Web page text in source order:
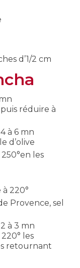
d’1/2 cm
réduire à
à 6 mn
d’olive
les
220°
Provence, sel
à 3 mn
les
retournant